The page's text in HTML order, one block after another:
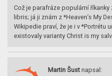
Což je parafráze populární
libris; já ji znám z *Heaven’s My
Wikipedie praví, že je i v *Portrétu
existovaly varianty Christ is my
Martin Šust napsal: